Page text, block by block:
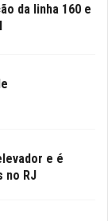
da linha 160 e
e é
no RJ